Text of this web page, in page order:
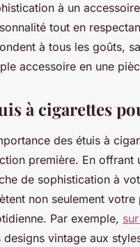
à un
tout en
à tous les goûts,
accessoire en une
à cigarettes
des étuis à
première. En offrant
de sophistication à
non seulement
Par exemple,
designs vintage aux